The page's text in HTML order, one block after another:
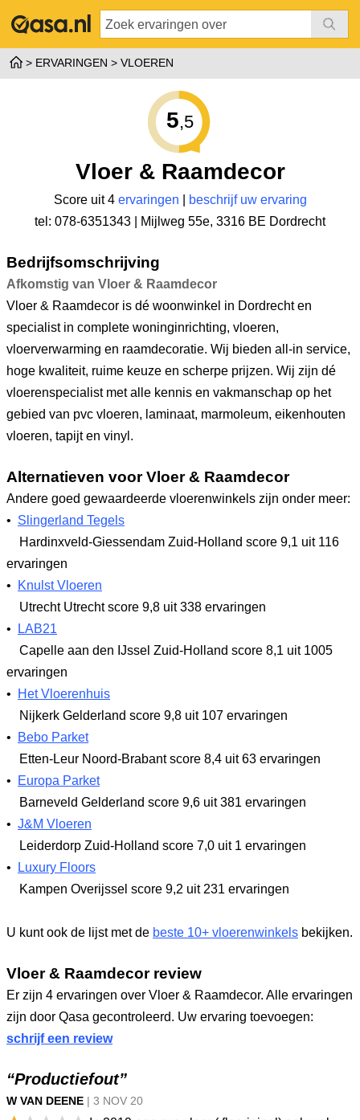
ERVARINGEN VLOEREN
5,5
Vloer & Raamdecor
Score uit 4 ervaringen
beschrijf uw ervaring
tel: 078-6351343 |
Mijlweg 55e, 3316 BE Dordrecht
Bedrijfsomschrijving
Afkomstig van Vloer & Raamdecor
Vloer & Raamdecor is dé woonwinkel in Dordrecht en
specialist in complete woninginrichting, vloeren,
vloerverwarming en raamdecoratie. Wij bieden all-in service,
hoge kwaliteit, ruime keuze en scherpe prijzen. Wij zijn dé
vloerenspecialist met alle kennis en vakmanschap op het
gebied van pvc vloeren, laminaat, marmoleum, eikenhouten
vloeren, tapijt en vinyl.
Alternatieven voor Vloer & Raamdecor
Andere goed gewaardeerde vloerenwinkels zijn onder meer:
• Slingerland Tegels
Hardinxveld-Giessendam Zuid-Holland score 9,1 uit 116
ervaringen
•
Knulst Vloeren
Utrecht Utrechtscore 9,8 uit 338 ervaringen
•
LAB21
Capelle aan den IJssel Zuid-Holland score 8,1 uit 1005
ervaringen
•
Het Vloerenhuis
Nijkerk Gelderland score 9,8 uit 107 ervaringen
•
Bebo Parket
Etten-Leur Noord-Brabantscore 8,4 uit 63 ervaringen
•
Europa Parket
Barneveld Gelderland score 9,6 uit 381 ervaringen
• J&M Vloeren
Leiderdorp Zuid-Holland score 7,0 uit 1 ervaringen
•
Luxury Floors
Kampen Overijssel score 9,2 uit 231 ervaringen
U kunt ook de lijst met de beste 10+ vloerenwinkels bekijken.
Vloer & Raamdecor review
Er zijn 4 ervaringen over Vloer & Raamdecor. Alle ervaringen
zijn door Qasa gecontroleerd. Uw ervaring toevoegen:
schrijf een review
“Productiefout”
W VAN DEENE | 3 NOV 20